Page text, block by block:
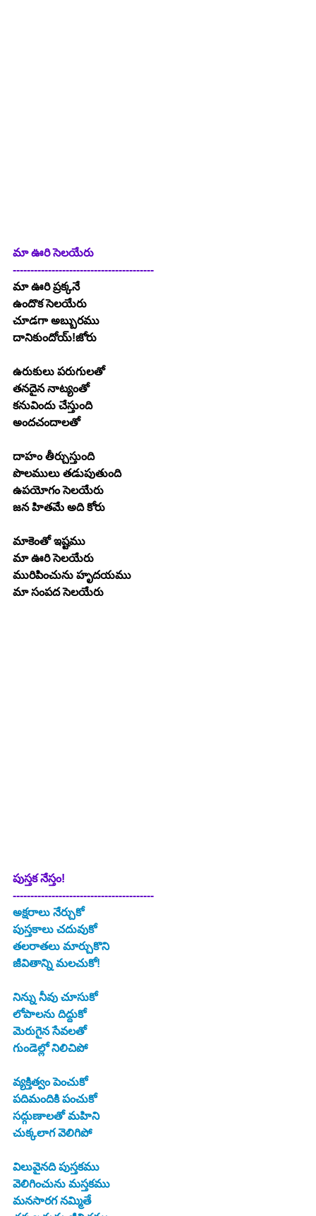
మా ఊరి సెలయేరు
----------------------------------------
మా ఊరి ప్రక్కనే
ఉందొక సెలయేరు
చూడగా అబ్బురము
దానికుందోయ్!జోరు
ఉరుకులు పరుగులతో
తనదైన నాట్యంతో
కనువిందు చేస్తుంది
అందచందాలతో
దాహం తీర్చుస్తుంది
పొలములు తడుపుతుంది
ఉపయోగం సెలయేరు
జన హితమే అది కోరు
మాకెంతో ఇష్టము
మా ఊరి సెలయేరు
మురిపించును హృదయము
మా సంపద సెలయేరు
పుస్తక నేస్తం!
----------------------------------------
అక్షరాలు నేర్చుకో
పుస్తకాలు చదువుకో
తలరాతలు మార్చుకొని
జీవితాన్ని మలచుకో!
నిన్ను నీవు చూసుకో
లోపాలను దిద్దుకో
మెరుగైన సేవలతో
గుండెల్లో నిలిచిపో
వ్యక్తిత్వం పెంచుకో
పదిమందికి పంచుకో
సద్గుణాలతో మహిని
చుక్కలాగ వెలిగిపో
విలువైనది పుస్తకము
వెలిగించును మస్తకము
మనసారగ నమ్మితే